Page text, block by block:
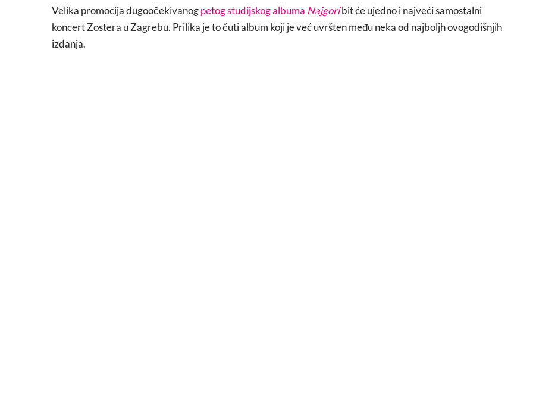
Velika promocija dugoočekivanogpetog studijskog albuma Najgoribit će ujedno i najveći samostalni
koncert Zostera u Zagrebu. Prilika je to čuti album koji je već uvršten među neka od najboljh ovogodišnjih
izdanja.